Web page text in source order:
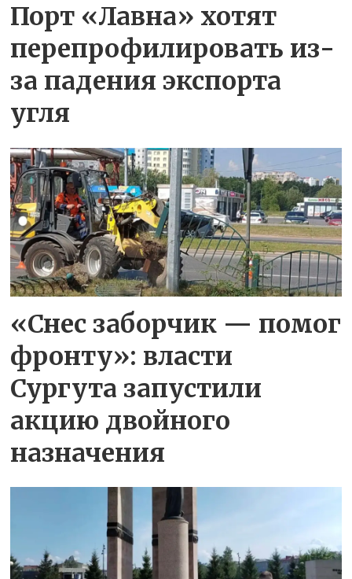
Порт «Лавна» хотят
перепрофилировать из-
за падения экспорта
угля
«Снес заборчик — помог
фронту»: власти
Сургута запустили
акцию двойного
назначения